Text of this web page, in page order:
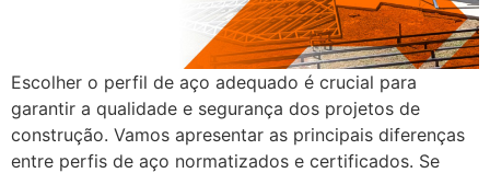
Escolher o perfil de aço adequado é crucial para
garantir a qualidade e segurança dos projetos de
construção. Vamos apresentar as principais diferenças
entre perfis de aço normatizados e certificados. Se